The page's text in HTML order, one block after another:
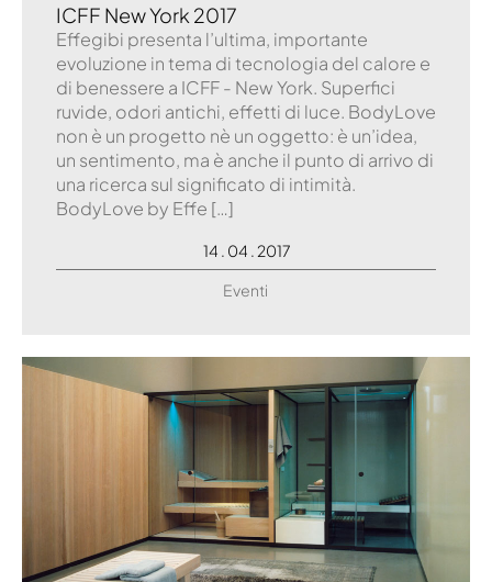
ICFF New York 2017
Effegibi presenta l’ultima, importante
evoluzione in tema di tecnologia del calore e
di benessere a ICFF - New York. Superfici
ruvide, odori antichi, effetti di luce. BodyLove
non è un progetto nè un oggetto: è un’idea,
un sentimento, ma è anche il punto di arrivo di
una ricerca sul significato di intimità.
BodyLove by Effe […]
14 . 04 . 2017
Eventi